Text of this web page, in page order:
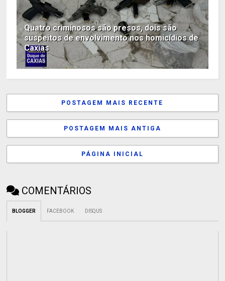
Quatro criminosos são presos, dois são
suspeitos de envolvimento nos homicídios de
Caxias
POSTAGEM MAIS RECENTE
POSTAGEM MAIS ANTIGA
PÁGINA INICIAL
COMENTÁRIOS
BLOGGER FACEBOOK DISQUS